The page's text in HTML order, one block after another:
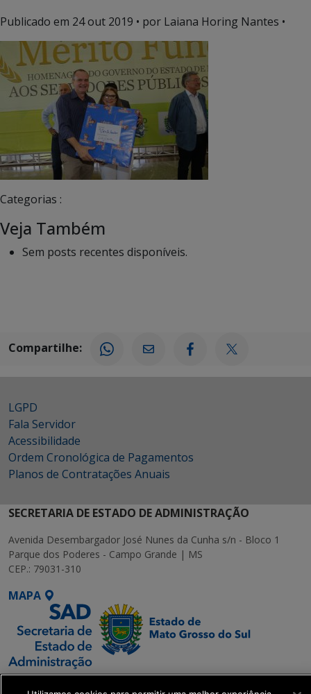
Publicado em 24 out 2019 • por Laiana Horing Nantes •
Categorias :
Veja Também
Sem posts recentes disponíveis.
Compartilhe:
LGPD
Fala Servidor
Acessibilidade
Ordem Cronológica de Pagamentos
Planos de Contratações Anuais
SECRETARIA DE ESTADO DE ADMINISTRAÇÃO
Avenida Desembargador José Nunes da Cunha s/n - Bloco 1
Parque dos Poderes - Campo Grande | MS
CEP.: 79031-310
MAPA